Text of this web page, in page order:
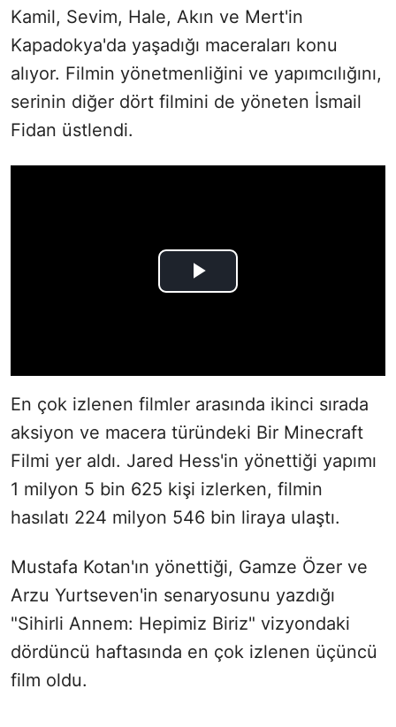
Kamil, Sevim, Hale, Akın ve Mert'in
Kapadokya'da yaşadığı maceraları konu
alıyor. Filmin yönetmenliğini ve yapımcılığını,
serinin diğer dört filmini de yöneten İsmail
Fidan üstlendi.
En çok izlenen filmler arasında ikinci sırada
aksiyon ve macera türündeki Bir Minecraft
Filmi yer aldı. Jared Hess'in yönettiği yapımı
1 milyon 5 bin 625 kişi izlerken, filmin
hasılatı 224 milyon 546 bin liraya ulaştı.
Mustafa Kotan'ın yönettiği, Gamze Özer ve
Arzu Yurtseven'in senaryosunu yazdığı
"Sihirli Annem: Hepimiz Biriz" vizyondaki
dördüncü haftasında en çok izlenen üçüncü
film oldu.